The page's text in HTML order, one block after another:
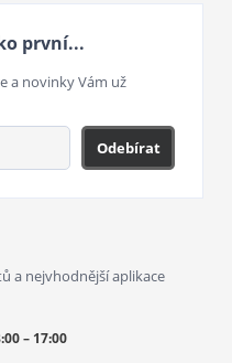
první...
a novinky Vám už
Odebírat
a nejvhodnější aplikace
– 17:00